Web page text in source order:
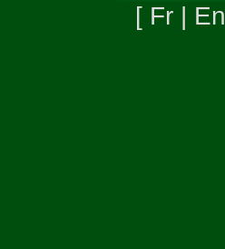
[ Fr| En